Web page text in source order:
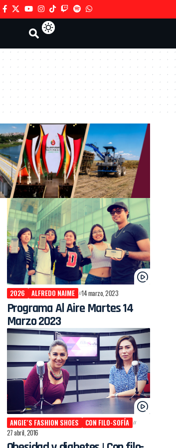
2026 ALFREDO NAIME 14 marzo, 2023
Programa Al Aire Martes 14
Marzo 2023
ANGIE´S FASHION SHOES
CON FILO-SOFÍA
27 abril, 2016